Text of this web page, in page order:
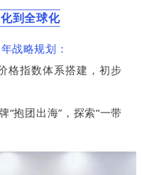
到全球化
战略规划：
格指数体系搭建，初步
“抱团出海”，探索“一带